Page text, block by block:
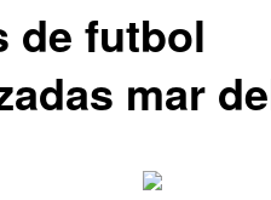
de futbol
mar